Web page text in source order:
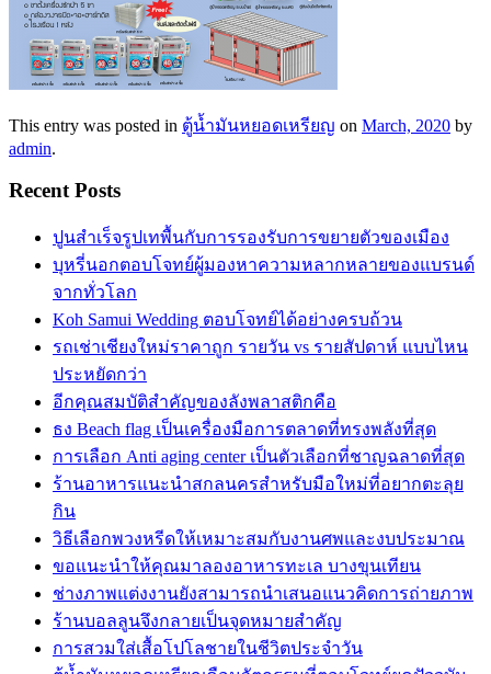
This entry was posted in ตู้น้ำมันหยอดเหรียญ on March, 2020 by
admin.
Recent Posts
ปูนสำเร็จรูปเทพื้นกับการรองรับการขยายตัวของเมือง
บุหรี่นอกตอบโจทย์ผู้มองหาความหลากหลายของแบรนด์
จากทั่วโลก
Koh Samui Wedding ตอบโจทย์ได้อย่างครบถ้วน
รถเช่าเชียงใหม่ราคาถูก รายวัน vs รายสัปดาห์ แบบไหน
ประหยัดกว่า
อีกคุณสมบัติสำคัญของลังพลาสติกคือ
ธง Beach flag เป็นเครื่องมือการตลาดที่ทรงพลังที่สุด
การเลือก Anti aging center เป็นตัวเลือกที่ชาญฉลาดที่สุด
ร้านอาหารแนะนำสกลนครสำหรับมือใหม่ที่อยากตะลุย
กิน
วิธีเลือกพวงหรีดให้เหมาะสมกับงานศพและงบประมาณ
ขอแนะนำให้คุณมาลองอาหารทะเล บางขุนเทียน
ช่างภาพแต่งงานยังสามารถนำเสนอแนวคิดการถ่ายภาพ
ร้านบอลลูนจึงกลายเป็นจุดหมายสำคัญ
การสวมใส่เสื้อโปโลชายในชีวิตประจำวัน